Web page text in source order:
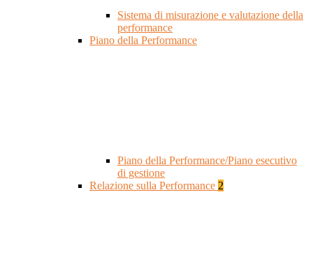
Sistema di misurazione e valutazione della
performance
Piano della Performance
Piano della Performance/Piano esecutivo
di gestione
Relazione sulla Performance 2